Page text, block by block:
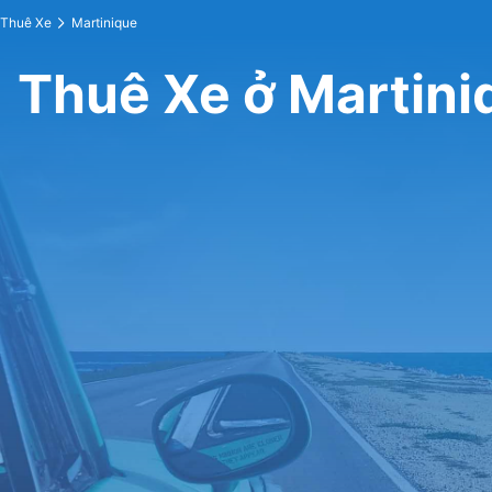
Thuê Xe Martinique
Thuê Xe ở